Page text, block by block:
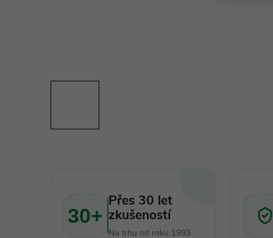
30+
Přes 30 let
zkušeností
Na trhu od roku 1993